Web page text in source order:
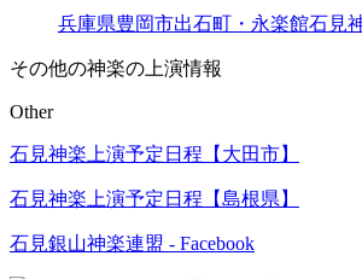
兵庫県豊岡市出石町・永楽館石見
その他の神楽の上演情報
Other
石見神楽上演予定日程【大田市】
石見神楽上演予定日程【島根県】
石見銀山神楽連盟 - Facebook